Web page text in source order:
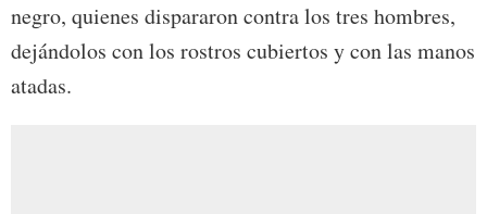
negro, quienes dispararon contra los tres hombres,
dejándolos con los rostros cubiertos y con las manos
atadas.